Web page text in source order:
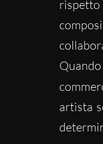
rispetto
artista